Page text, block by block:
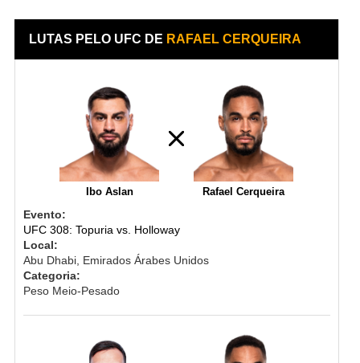
LUTAS PELO UFC DE RAFAEL CERQUEIRA
Ibo Aslan Rafael Cerqueira
Evento:
UFC 308: Topuria vs. Holloway
Local:
Abu Dhabi, Emirados Árabes Unidos
Categoria:
Peso Meio-Pesado